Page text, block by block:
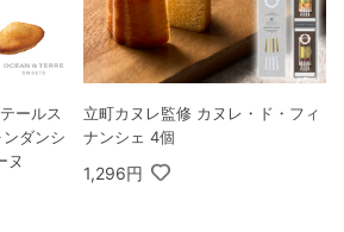
ールス
ダンシ
ヌ
立町カヌレ監修 カヌレ・ド・フィ
ナンシェ 4個
1,296円